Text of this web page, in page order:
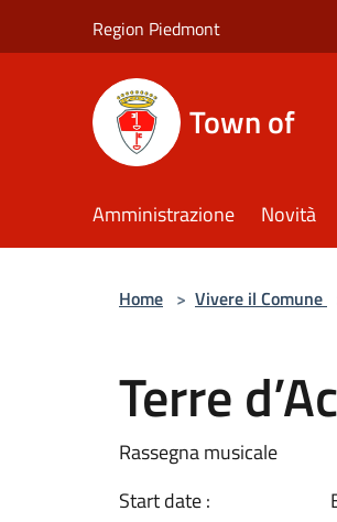
Region Piedmont
Town of
Amministrazione Novità
Home > Vivere il Comune
Terre
Rassegna musicale
Start date :